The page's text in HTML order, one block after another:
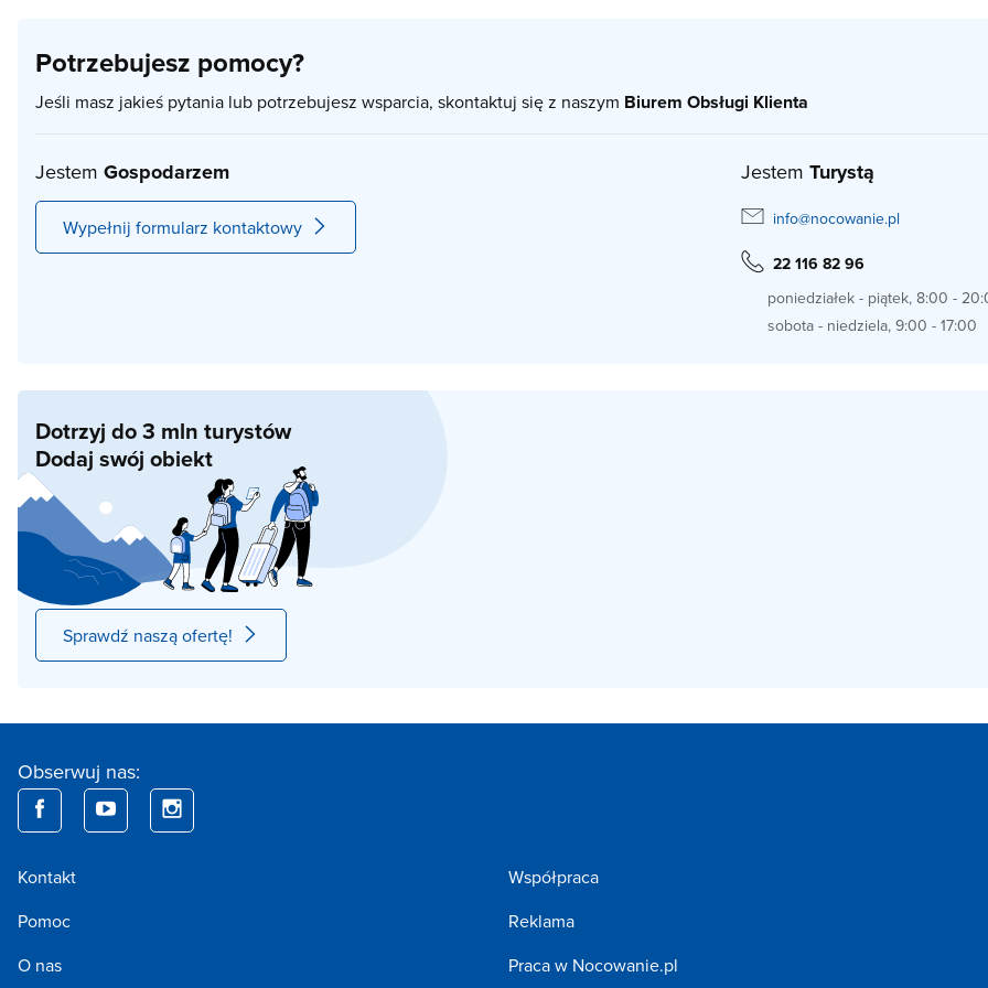
Potrzebujesz pomocy?
Jeśli masz jakieś pytania lub potrzebujesz wsparcia, skontaktuj się z naszym Biurem Obsługi Klienta
Jestem Gospodarzem
Wypełnij formularz kontaktowy
Jestem Turystą
info@nocowanie.pl
22 116 82 96
poniedziałek - piątek, 8:00 -
sobota - niedziela, 9:00 - 17:00
Dotrzyj do 3 mln turystów
Dodaj swój obiekt
Sprawdź naszą ofertę!
Obserwuj nas:
Kontakt
Pomoc
O nas
Współpraca
Reklama
Praca w Nocowanie.pl